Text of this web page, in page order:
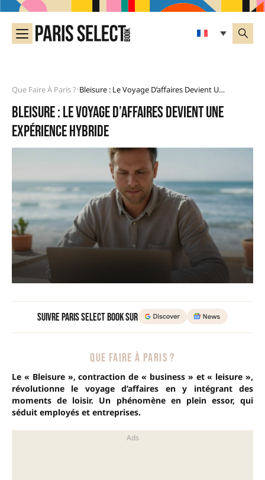
Que Faire À Paris ?• Bleisure : Le Voyage D’affaires Devient Une Expérience Hybride
Bleisure : le voyage d’affaires devient une
expérience hybride
Suivre Paris Select Book sur
QUE FAIRE À PARIS ?
Le « Bleisure », contraction de « business » et « leisure »,
révolutionne le voyage d’affaires en y intégrant des
moments de loisir. Un phénomène en plein essor, qui
séduit employés et entreprises.